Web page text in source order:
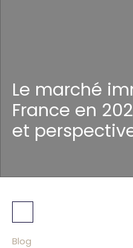
Le marché
France en
et
Blog